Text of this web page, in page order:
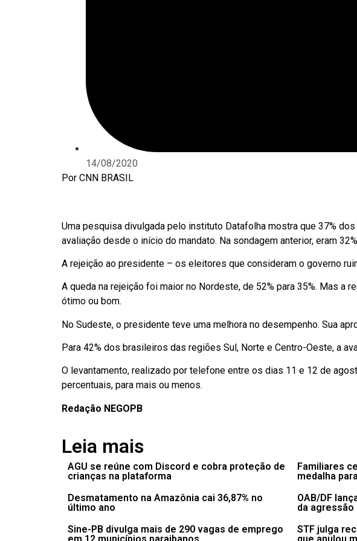
14/08/2020
Por CNN BRASIL
Uma pesquisa divulgada pelo instituto Datafolha mostra que 37%
avaliação desde o início do mandato. Na sondagem anterior, eram
A rejeição ao presidente – os eleitores que consideram o governo
A queda na rejeição foi maior no Nordeste, de 52% para 35%. Mas a
ótimo ou bom.
No Sudeste, o presidente teve uma melhora no desempenho. Sua
Para 42% dos brasileiros das regiões Sul, Norte e Centro-Oeste, a
O levantamento, realizado por telefone entre os dias 11 e 12 de
percentuais, para mais ou menos.
Redação NEGOPB
Leia mais
AGU se reúne com Discord e cobra proteção de
crianças na plataforma
Familiares
medalha
Desmatamento na Amazônia cai 36,87% no
último ano
OAB/DF
da agressão
Sine-PB divulga mais de 290 vagas de emprego
STF julga